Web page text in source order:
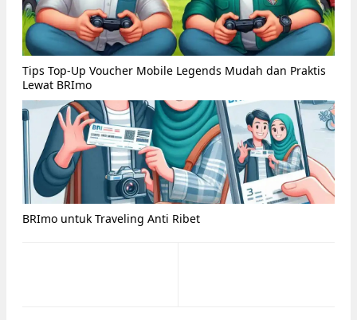
Tips Top-Up Voucher Mobile Legends Mudah dan Praktis
Lewat BRImo
BRImo untuk Traveling Anti Ribet